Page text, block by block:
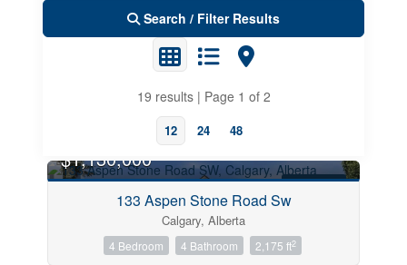
Search / Filter Results
19 results | Page 1 of 2
12 24 48
$1,130,000
133 Aspen Stone Road Sw
Calgary, Alberta
4 Bedroom 4 Bathroom 2,175 ft2
OPEN HOUSE